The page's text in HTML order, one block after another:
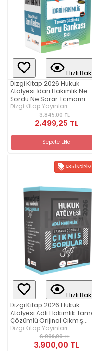
Hızlı
Dizgi Kitap 2026 Hukuk
Atölyesi İdari Hakimlik Ne
Sordu Ne Sorar Tamamı
Çözümlü Soru Bankası Seti
Dizgi Kitap Yayınları
3.845,00 TL
2.499,25 TL
Sepete Ekle
%35 İNDIRIM
Hızlı
Dizgi Kitap 2026 Hukuk
Atölyesi Adli Hakimlik
Çözümlü Orijinal Çıkmış
Sorular Seti
Dizgi Kitap Yayınları
6.000,00 TL
3.900,00 TL